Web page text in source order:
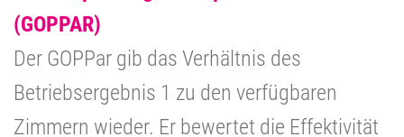
(GOPPAR)
Der GOPPar gib das Verhältnis des
Betriebsergebnis 1 zu den verfügbaren
Zimmern wieder. Er bewertet die Effektivität